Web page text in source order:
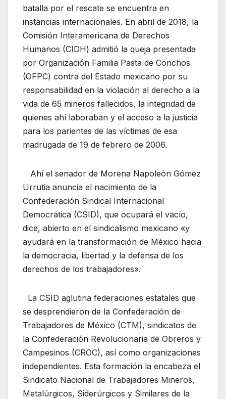
batalla por el rescate se encuentra en
instancias internacionales. En abril de 2018, la
Comisión Interamericana de Derechos
Humanos (CIDH) admitió la queja presentada
por Organización Familia Pasta de Conchos
(OFPC) contra del Estado mexicano por su
responsabilidad en la violación al derecho a la
vida de 65 mineros fallecidos, la integridad de
quienes ahí laboraban y el acceso a la justicia
para los parientes de las víctimas de esa
madrugada de 19 de febrero de 2006.
Ahí el senador de Morena Napoleón Gómez
Urrutia anuncia el nacimiento de la
Confederación Sindical Internacional
Democrática (CSID), que ocupará el vacío,
dice, abierto en el sindicalismo mexicano «y
ayudará en la transformación de México hacia
la democracia, libertad y la defensa de los
derechos de los trabajadores».
La CSID aglutina federaciones estatales que
se desprendieron de la Confederación de
Trabajadores de México (CTM), sindicatos de
la Confederación Revolucionaria de Obreros y
Campesinos (CROC), así como organizaciones
independientes. Esta formación la encabeza el
Sindicato Nacional de Trabajadores Mineros,
Metalúrgicos, Siderúrgicos y Similares de la